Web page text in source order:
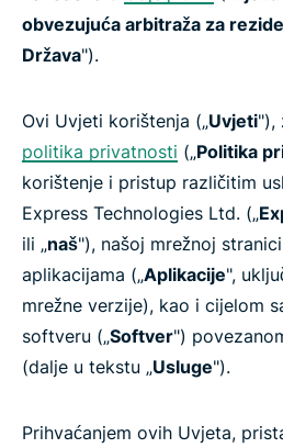
obvezujuća arbitraža za
Država").
Ovi Uvjeti korištenja („Uvjeti"),
politika privatnosti („Politika
korištenje i pristup različitim
Express Technologies Ltd. („
ili „naš"), našoj mrežnoj stranici
aplikacijama („Aplikacije",
mrežne verzije), kao i cijelom
softveru („Softver")
(dalje u tekstu „Usluge").
Prihvaćanjem ovih Uvjeta,